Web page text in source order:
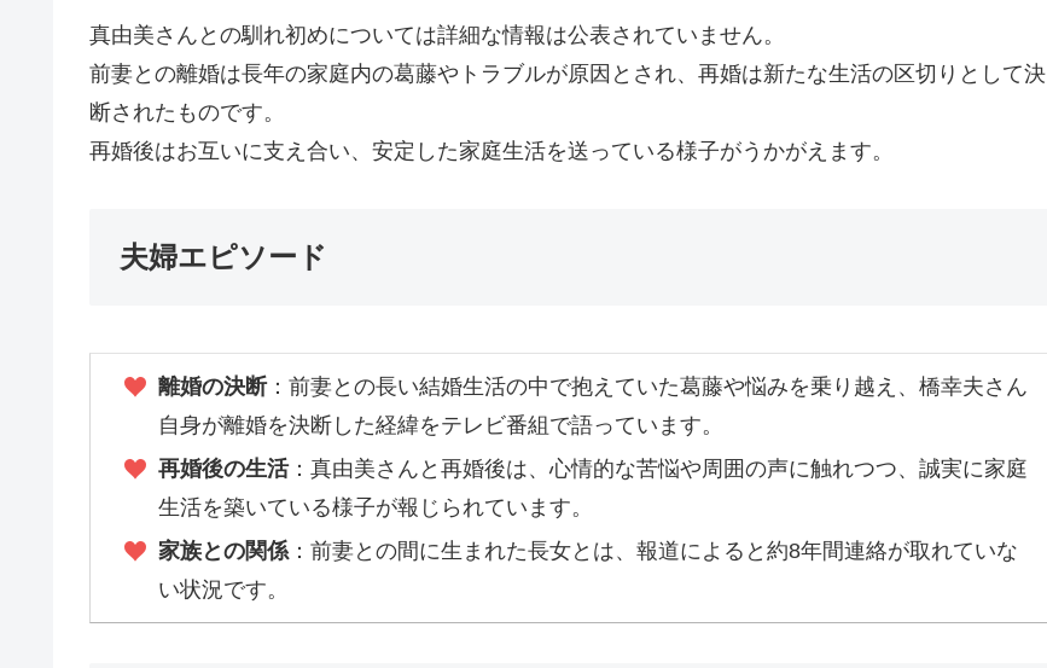
真由美さんとの馴れ初めについては詳細な情報は公表されていません。
前妻との離婚は長年の家庭内の葛藤やトラブルが原因とされ、再婚は新たな生活の区切りとして決
断されたものです。
再婚後はお互いに支え合い、安定した家庭生活を送っている様子がうかがえます。
夫婦エピソード
離婚の決断：前妻との長い結婚生活の中で抱えていた葛藤や悩みを乗り越え、橋幸夫さん
自身が離婚を決断した経緯をテレビ番組で語っています。
再婚後の生活：真由美さんと再婚後は、心情的な苦悩や周囲の声に触れつつ、誠実に家庭
生活を築いている様子が報じられています。
家族との関係 ：前妻との間に生まれた長女とは、報道によると約8年間連絡が取れていな
い状況です。